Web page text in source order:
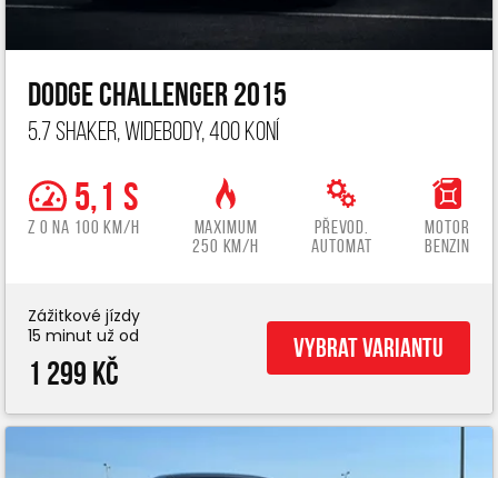
Dodge Challenger 2015
5.7 Shaker, widebody, 400 koní
5,1 s
z 0 na 100 km/h
Maximum
250 km/h
Převod.
automat
Motor
benzin
Zážitkové jízdy
15 minut už od
1 299 Kč
Vybrat variantu